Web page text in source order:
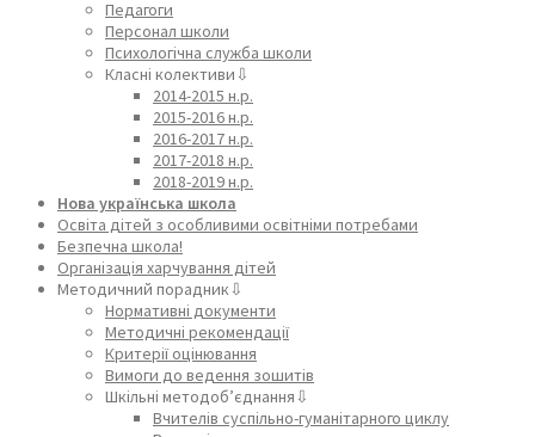
Педагоги
Персонал школи
Психологічна служба школи
Класні колективи⇩
2014-2015 н.р.
2015-2016 н.р.
2016-2017 н.р.
2017-2018 н.р.
2018-2019 н.р.
Нова українська школа
Освіта дітей з особливими освітніми потребами
Безпечна школа!
Організація харчування дітей
Методичний порадник⇩
Нормативні документи
Методичні рекомендації
Критерії оцінювання
Вимоги до ведення зошитів
Шкільні методоб’єднання⇩
Вчителів суспільно-гуманітарного циклу